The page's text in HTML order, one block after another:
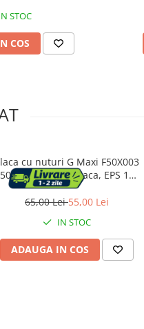
STOC
COS
cu nuturi G Maxi F50X003
x 3cm, 0.885 placa, EPS 150
pentru sistem incalzire in
pardoseala
65,00 Lei55,00 Lei
IN STOC
ADAUGA IN COS